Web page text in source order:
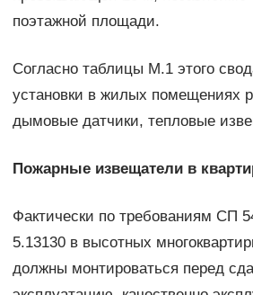
поэтажной площади.
Согласно таблицы М.1 этого
установки в жилых помещениях
дымовые датчики, тепловые
Пожарные извещатели в
Фактически по требованиям СП
5.13130 в высотных
должны монтироваться перед